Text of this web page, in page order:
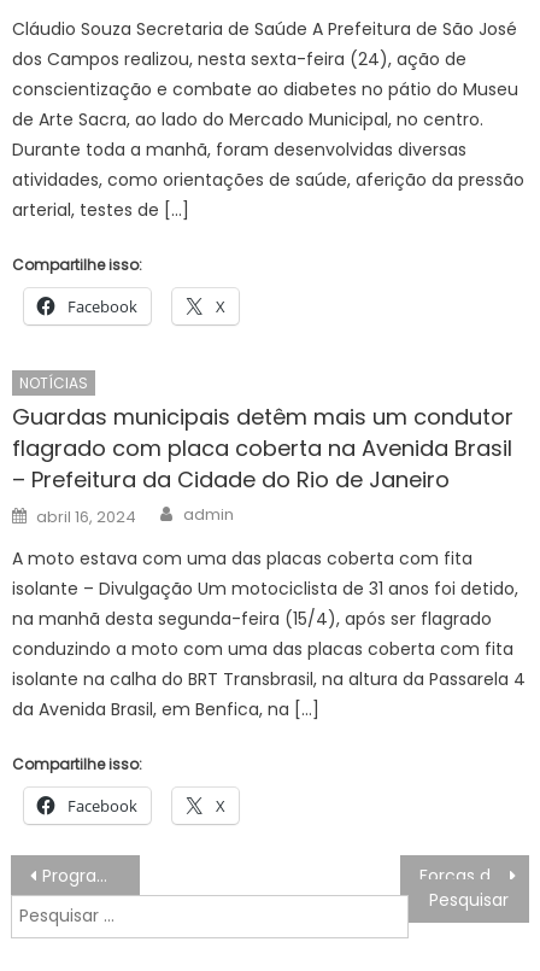
Cláudio Souza Secretaria de Saúde A Prefeitura de São José
dos Campos realizou, nesta sexta-feira (24), ação de
conscientização e combate ao diabetes no pátio do Museu
de Arte Sacra, ao lado do Mercado Municipal, no centro.
Durante toda a manhã, foram desenvolvidas diversas
atividades, como orientações de saúde, aferição da pressão
arterial, testes de […]
Compartilhe isso:
Facebook X
NOTÍCIAS
Guardas municipais detêm mais um condutor
flagrado com placa coberta na Avenida Brasil
– Prefeitura da Cidade do Rio de Janeiro
Posted
on
abril 16, 2024 Author
admin
A moto estava com uma das placas coberta com fita
isolante – Divulgação Um motociclista de 31 anos foi detido,
na manhã desta segunda-feira (15/4), após ser flagrado
conduzindo a moto com uma das placas coberta com fita
isolante na calha do BRT Transbrasil, na altura da Passarela 4
da Avenida Brasil, em Benfica, na […]
Compartilhe isso:
Facebook X
Navegação
de
Post
Programa ‘Você Prefeito’ realiza últimas Audiências Públicas na segunda e quinta-feira
Pesquisar
por: